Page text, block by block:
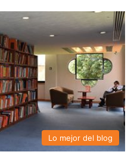
Lo mejor del blog